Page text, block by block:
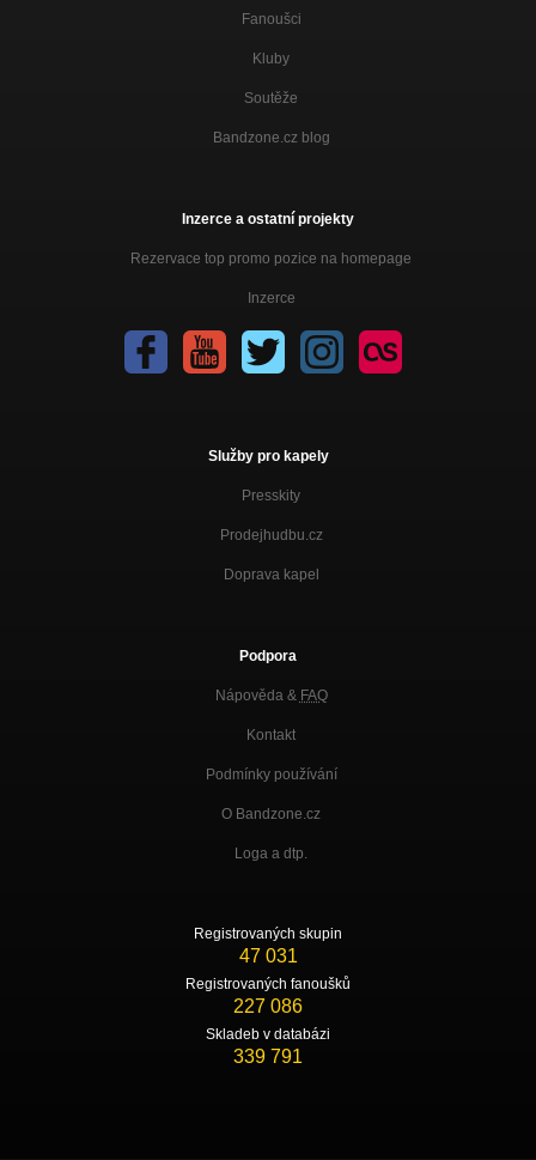
Fanoušci
Kluby
Soutěže
Bandzone.cz blog
Inzerce a ostatní projekty
Rezervace top promo pozice na homepage
Inzerce
Služby pro kapely
Presskity
Prodejhudbu.cz
Doprava kapel
Podpora
Nápověda & FAQ
Kontakt
Podmínky používání
O Bandzone.cz
Loga a dtp.
Registrovaných skupin
47 031
Registrovaných fanoušků
227 086
Skladeb v databázi
339 791